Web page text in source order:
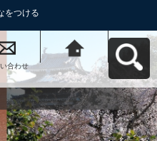
をつける
合わせ
にしお市民活動情報
サイトへ戻る